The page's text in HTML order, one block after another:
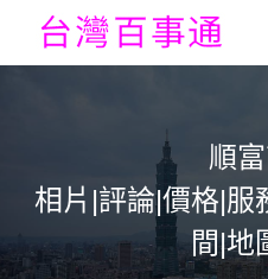
順
相片|評論|價格|服
間|地